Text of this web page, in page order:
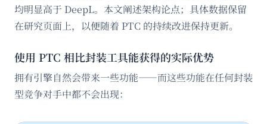
均明显高于 DeepL。本文阐述架构论点；具体数据保留
在研究页面上，以便随着 PTC 的持续改进保持更新。
使用 PTC 相比封装工具能获得的实际优势
拥有引擎自然会带来一些功能——而这些功能在任何封装
型竞争对手中都不会出现：